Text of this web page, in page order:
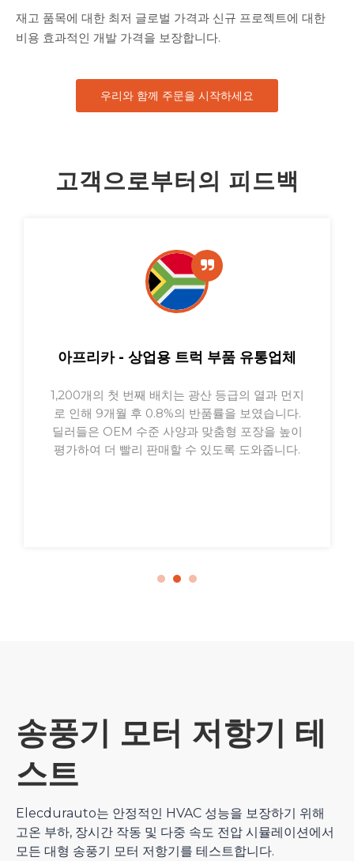
재고 품목에 대한 최저 글로벌 가격과 신규 프로젝트에 대한
비용 효과적인 개발 가격을 보장합니다.
우리와 함께 주문을 시작하세요
고객으로부터의 피드백
남아메리카 - 애프터마켓 도매업체
2월 이후 3,600개를 옮겼으며 브라질, 칠레, 페루
전역에서 고객 불만이 60% 이상 감소했습니다.
안정적인 저항값(±3% 허용오차)으로 AC 성능을
안정적으로 유지하므로 주문을 분기별로
송풍기 모터 저항기 테
스트
Elecdurauto는 안정적인 HVAC 성능을 보장하기 위해
고온 부하, 장시간 작동 및 다중 속도 전압 시뮬레이션에서
모든 대형 송풍기 모터 저항기를 테스트합니다.